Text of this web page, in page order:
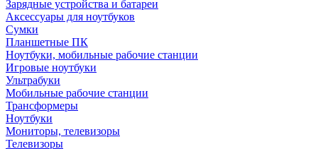
Зарядные устройства и батареи
Аксессуары для ноутбуков
Сумки
Планшетные ПК
Ноутбуки, мобильные рабочие станции
Игровые ноутбуки
Ультрабуки
Мобильные рабочие станции
Трансформеры
Ноутбуки
Мониторы, телевизоры
Телевизоры